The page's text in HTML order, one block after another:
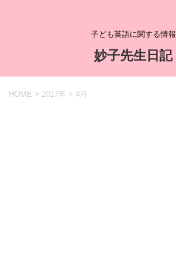
子ども英語に関する情報
妙子先生日記
HOME > 2017年 > 4月